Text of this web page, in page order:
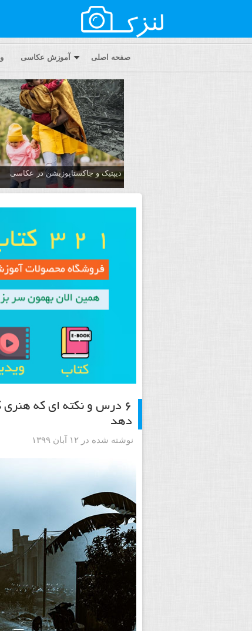
صفحه اصلی آموزش عکاسی
دیپتیک و جاکستا‌پوزیشن در عکاسی
۶ درس و نکته ای که
دهد
نوشته شده در ۱۲ آبان ۱۳۹۹